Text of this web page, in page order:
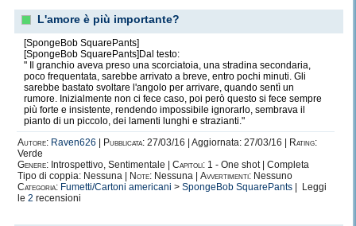
L'amore è più importante?
[SpongeBob SquarePants]
[SpongeBob SquarePants]Dal testo:
" Il granchio aveva preso una scorciatoia, una stradina secondaria,
poco frequentata, sarebbe arrivato a breve, entro pochi minuti. Gli
sarebbe bastato svoltare l'angolo per arrivare, quando sentì un
rumore. Inizialmente non ci fece caso, poi però questo si fece sempre
più forte e insistente, rendendo impossibile ignorarlo, sembrava il
pianto di un piccolo, dei lamenti lunghi e strazianti."
Autore: Raven626 Pubblicata: 27/03/16 | Aggiornata: 27/03/16 |
Rating:
Verde
Genere: Introspettivo, Sentimentale | Capitoli: 1 - One shot | Completa
Tipo di coppia: Nessuna |
Note: Nessuna | Avvertimenti: Nessuno
Categoria: Fumetti/Cartoni americani > SpongeBob SquarePants | Leggi
le 2 recensioni